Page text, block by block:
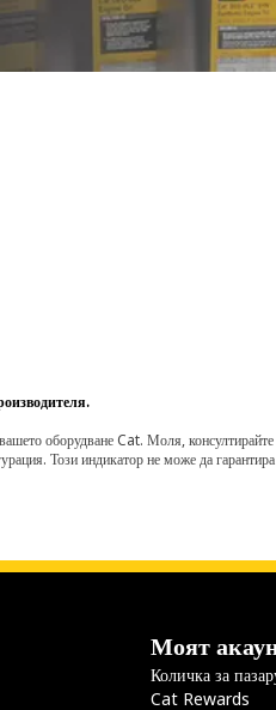
оборудване Cat. Моля,
Този индикатор не може да
Моят
Количка за
Cat Rewards